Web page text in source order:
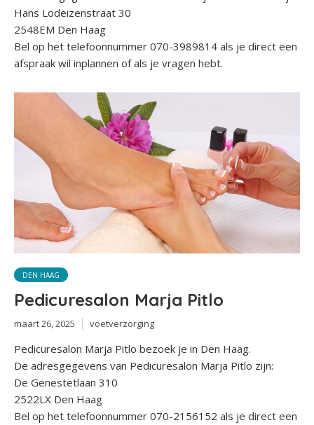
Hans Lodeizenstraat 30
2548EM Den Haag
Bel op het telefoonnummer 070-3989814 als je direct een
afspraak wil inplannen of als je vragen hebt.
DEN HAAG
Pedicuresalon Marja Pitlo
maart 26, 2025 voetverzorging
Pedicuresalon Marja Pitlo bezoek je in Den Haag.
De adresgegevens van Pedicuresalon Marja Pitlo zijn:
De Genestetlaan 310
2522LX Den Haag
Bel op het telefoonnummer 070-2156152 als je direct een